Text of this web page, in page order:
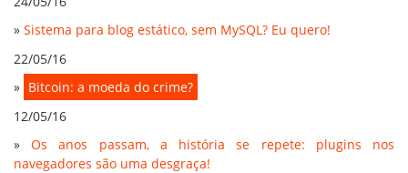
» Sistema para blog estático, sem MySQL? Eu quero!
22/05/16
» Bitcoin: a moeda do crime?
12/05/16
»Os anos passam, a história se repete: plugins nos
navegadores são uma desgraça!